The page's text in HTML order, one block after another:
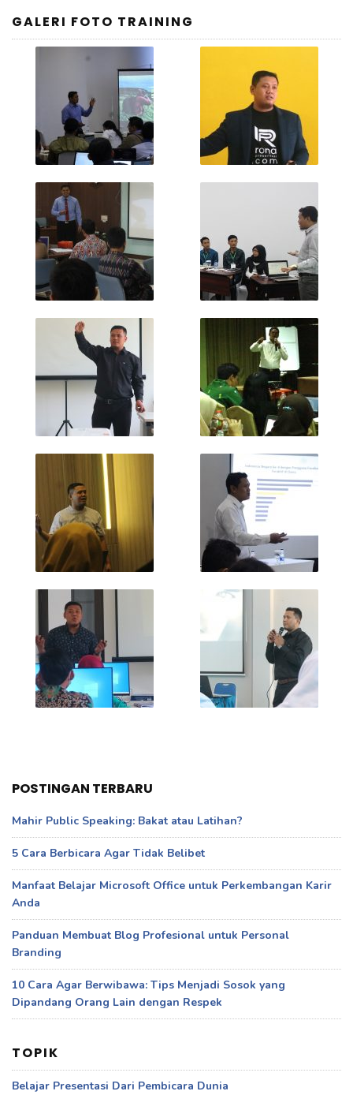
GALERI FOTO TRAINING
POSTINGAN TERBARU
Mahir Public Speaking: Bakat atau Latihan?
5 Cara Berbicara Agar Tidak Belibet
Manfaat Belajar Microsoft Office untuk Perkembangan Karir
Anda
Panduan Membuat Blog Profesional untuk Personal
Branding
10 Cara Agar Berwibawa: Tips Menjadi Sosok yang
Dipandang Orang Lain dengan Respek
TOPIK
Belajar Presentasi Dari Pembicara Dunia